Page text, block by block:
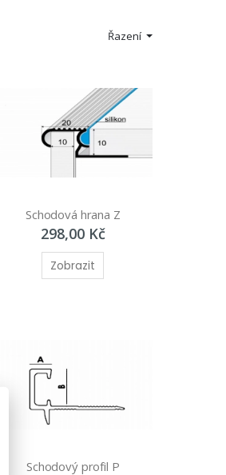
Řazení
Schodová hrana Z
298,00 Kč
Zobrazit
Schodový profil P